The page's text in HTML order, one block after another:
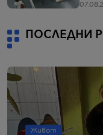
ПОСЛЕДНИ
Живот